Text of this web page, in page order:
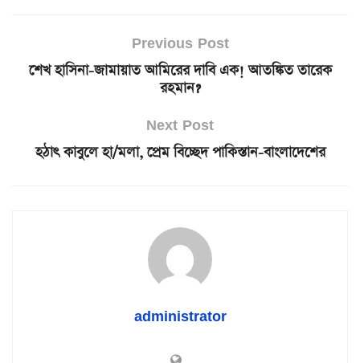
Previous Post
শেখ হাসিনা-জামায়াত আমিরের দাবি এক! আতঙ্কিত তারেক
রহমান?
Next Post
হঠাৎ কাবুলে হা/মলা, প্রেম বিচ্ছেদ পাকিস্তান-বাংলাদেশের
administrator